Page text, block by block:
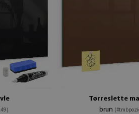
Tørreslette
brun